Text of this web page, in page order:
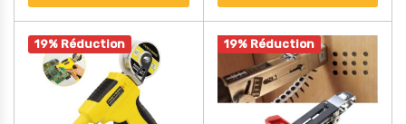
19% Réduction 19% Réduction